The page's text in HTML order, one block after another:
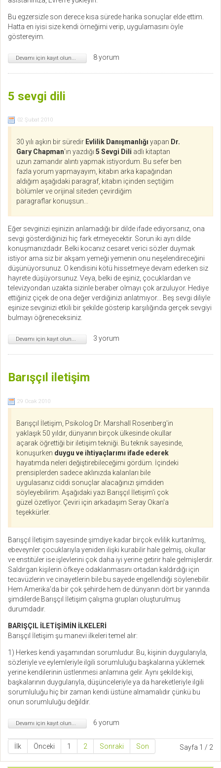
Bu egzersizle son derece kısa sürede harika sonuçlar elde ettim.
Hatta en iyisi size kendi örneğimi verip, uygulamasını öyle
göstereyim.
Devamı için kayıt olun... 8 yorum
5 sevgi dili
02 Şubat 2010
30 yılı aşkın bir süredir Evlilik Danışmanlığı yapan Dr.
Gary Chapman'ın yazdığı 5 Sevgi Dili adlı kitaptan
uzun zamandır alıntı yapmak istiyordum. Bu sefer ben
fazla yorum yapmayayım, kitabın arka kapağından
aldığım aşağıdaki paragraf, kitabın içinden seçtiğim
bölümler ve orijinal siteden çevirdiğim
paragraflar konuşsun...
Eğer sevginizi eşinizin anlamadığı bir dilde ifade ediyorsanız, ona
sevgi gösterdiğinizi hiç fark etmeyecektir. Sorun iki ayrı dilde
konuşmanızdadır. Belki kocanız cesaret verici sözler duymak
istiyor ama siz bir akşam yemeği yemenin onu neşelendireceğini
düşünüyorsunuz. O kendisini kötü hissetmeye devam ederken siz
hayrete düşüyorsunuz. Veya, belki de eşiniz, çocuklardan ve
televizyondan uzakta sizinle beraber olmayı çok arzuluyor. Hediye
ettiğiniz çiçek de ona değer verdiğinizi anlatmıyor... Beş sevgi diliyle
eşinize sevginizi etkili bir şekilde gösterip karşılığında gerçek sevgiyi
bulmayı öğreneceksiniz.
Devamı için kayıt olun... 3 yorum
Barışçıl iletişim
29 Ocak 2010
Barışçıl İletişim, Psikolog Dr. Marshall Rosenberg'in
yaklaşık 50 yıldır, dünyanın birçok ülkesinde okullar
açarak öğrettiği bir iletişim tekniği. Bu teknik sayesinde,
konuşurken duygu ve ihtiyaçlarımı ifade ederek
hayatımda neleri değiştirebileceğimi gördüm. İçindeki
prensiplerden sadece aklınızda kalanları bile
uygulasanız ciddi sonuçlar alacağınızı şimdiden
söyleyebilirim. Aşağıdaki yazı Barışçıl İletişim'i çok
güzel özetliyor. Çeviri için arkadaşım Seray Okan'a
teşekkürler.
Barışçıl İletişim sayesinde şimdiye kadar birçok evlilik kurtarılmış,
ebeveynler çocuklarıyla yeniden ilişki kurabilir hale gelmiş, okullar
ve enstitüler ise işlevlerini çok daha iyi yerine getirir hale gelmişlerdir.
Saldırgan kişilerin öfkeye odaklanmasını ortadan kaldırdığı için
tecavüzlerin ve cinayetlerin bile bu sayede engellendiği söylenebilir.
Hem Amerika’da bir çok şehirde hem de dünyanın dört bir yanında
şimdilerde Barışçıl İletişim çalışma grupları oluşturulmuş
durumdadır.
BARIŞÇIL İLETİŞİMİN İLKELERİ
Barışçıl İletişim şu manevi ilkeleri temel alır:
1) Herkes kendi yaşamından sorumludur. Bu, kişinin duygularıyla,
sözleriyle ve eylemleriyle ilgili sorumluluğu başkalarına yüklemek
yerine kendilerinin üstlenmesi anlamına gelir. Aynı şekilde kişi,
başkalarının duygularıyla, düşünceleriyle ya da hareketleriyle ilgili
sorumluluğu hiç bir zaman kendi üstüne almamalıdır çünkü bu
onun sorumluluğu değildir.
Devamı için kayıt olun... 6 yorum
Sayfa 1 / 2
İlk Önceki 1 2 Sonraki Son